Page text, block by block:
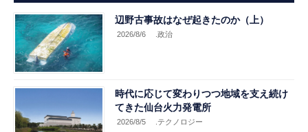
辺野古事故はなぜ起きたのか（上）
2026/8/6 .政治
時代に応じて変わりつつ地域を支え続け
てきた仙台火力発電所
2026/8/5 .テクノロジー